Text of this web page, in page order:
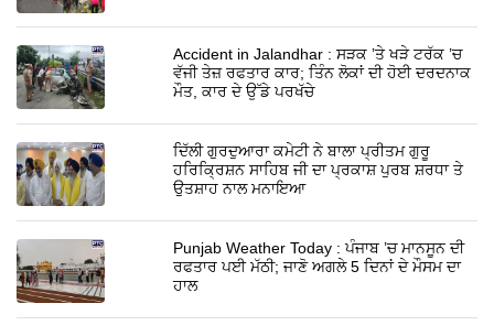
Accident in Jalandhar : ਸੜਕ ’ਤੇ ਖੜੇ ਟਰੱਕ ’ਚ
ਵੱਜੀ ਤੇਜ਼ ਰਫਤਾਰ ਕਾਰ; ਤਿੰਨ ਲੋਕਾਂ ਦੀ ਹੋਈ ਦਰਦਨਾਕ
ਮੌਤ, ਕਾਰ ਦੇ ਉੱਡੇ ਪਰਖੱਚੇ
ਦਿੱਲੀ ਗੁਰਦੁਆਰਾ ਕਮੇਟੀ ਨੇ ਬਾਲਾ ਪ੍ਰੀਤਮ ਗੁਰੂ
ਹਰਿਕ੍ਰਿਸ਼ਨ ਸਾਹਿਬ ਜੀ ਦਾ ਪ੍ਰਕਾਸ਼ ਪੁਰਬ ਸ਼ਰਧਾ ਤੇ
ਉਤਸ਼ਾਹ ਨਾਲ ਮਨਾਇਆ
Punjab Weather Today : ਪੰਜਾਬ ’ਚ ਮਾਨਸੂਨ ਦੀ
ਰਫਤਾਰ ਪਈ ਮੱਠੀ; ਜਾਣੋ ਅਗਲੇ 5 ਦਿਨਾਂ ਦੇ ਮੌਸਮ ਦਾ
ਹਾਲ